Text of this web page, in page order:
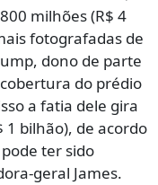
milhões (R$ 4
fotografadas de
dono de parte
do prédio
a fatia dele gira
1 bilhão), de acordo
ter sido
geral James.